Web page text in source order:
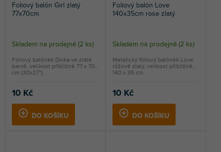
Foliový balón Girl zlatý
77x70cm
Skladem na prodejně (2 ks)
10 Kč
DO KOŠÍKU
Fóliový balónek Dívka ve zlaté
barvě, velikost přibližně 77 x 70
cm (30x27'').
Foliový balón Love
140x35cm rose zlatý
Skladem na prodejně (2 ks)
10 Kč
DO KOŠÍKU
Metalický fóliový balónek Love,
růžově zlatý, velikost přibližně
140 x 35 cm.